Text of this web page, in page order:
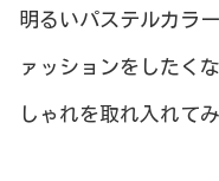
明るいパステルカラ
ァッションをしたく
しゃれを取れ入れて